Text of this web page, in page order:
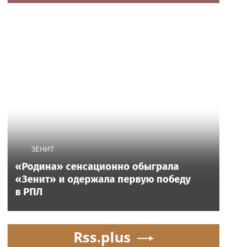
ЗЕНИТ
«Родина» сенсационно обыграла
«Зенит» и одержала первую победу
в РПЛ
Rss.plus